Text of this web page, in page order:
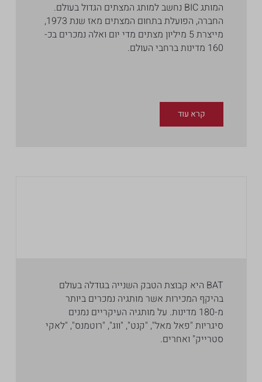
המותג BIC נחשב למותג המצתים הגדול בעולם.
החברה, הפועלת בתחום המצתים מאז שנת 1973,
מייצרת 5 מיליון מצתים מדי יום ואלה נמכרים בכ-
160 מדינות ברחבי העולם.
קרא עוד
BAT היא קבוצת הטבק השנייה בגודלה בעולם
בהיקף המכירות אשר מותגיה נמכרים ביותר
מ-180 מדינות. על מותגיה העיקריים נמנים
סיגריות "פאל מאל", "קנט", "ווג", "רוטמנס", "לאקי
סטרייק" ואחרים.